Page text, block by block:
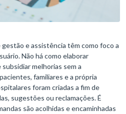
gestão e assistência têm como foco a
Não há como elaborar
melhorias sem a
familiares e a própria
foram criadas a fim de
sugestões ou reclamações. É
são acolhidas e encaminhadas